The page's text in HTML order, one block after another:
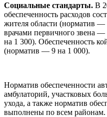
Социальные стандарты. В
обеспеченность расходов
жителя области (норматив —
врачами первичного звена
на 1 300). Обеспеченность
(норматив — 9 на 1 000).
Норматив обеспеченности
амбулаторий, участковых
ухода, а также норматив
выполнены по всем районам.